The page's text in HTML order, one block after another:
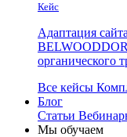
Кейс
Адаптация
органического
Все кейсы
Блог
Статьи
Мы обучаем